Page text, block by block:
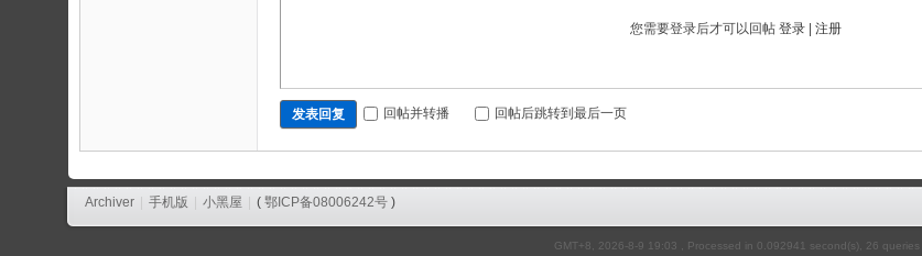
您需要登录后才可以回帖 登录| 注册
发表回复 回帖并转播 回帖后跳转到最后一页
Archiver 手机版 小黑屋 ( 鄂ICP备08006242号 )
GMT+8, 2026-8-9 19:03 , Processed in 0.092941 second(s), 26 queries .